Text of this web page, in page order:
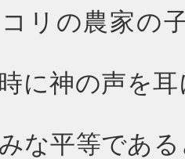
リの農家の
に神の声を
な平等であ